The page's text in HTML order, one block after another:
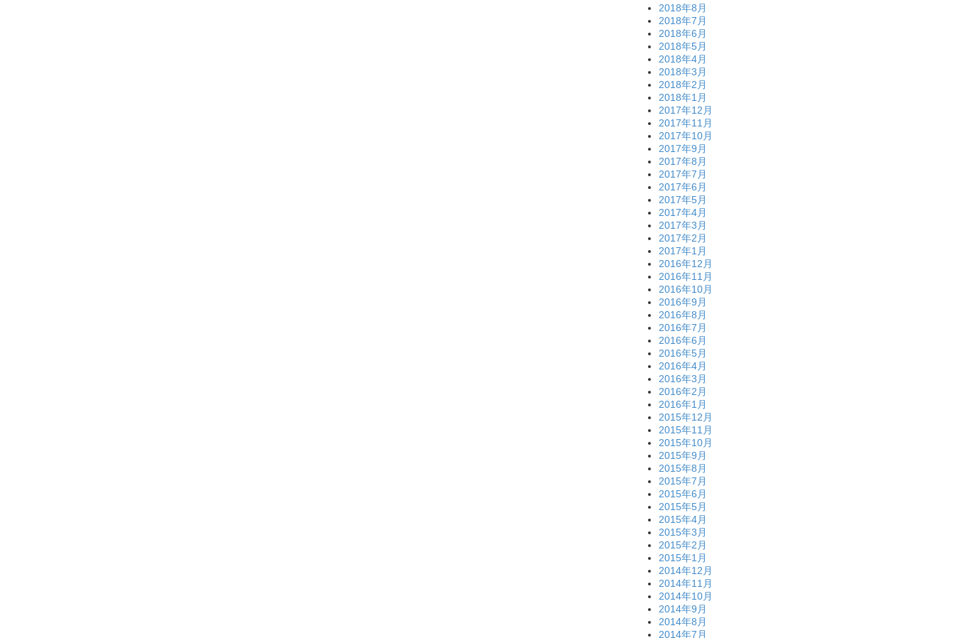
2018年8月
2018年7月
2018年6月
2018年5月
2018年4月
2018年3月
2018年2月
2018年1月
2017年12月
2017年11月
2017年10月
2017年9月
2017年8月
2017年7月
2017年6月
2017年5月
2017年4月
2017年3月
2017年2月
2017年1月
2016年12月
2016年11月
2016年10月
2016年9月
2016年8月
2016年7月
2016年6月
2016年5月
2016年4月
2016年3月
2016年2月
2016年1月
2015年12月
2015年11月
2015年10月
2015年9月
2015年8月
2015年7月
2015年6月
2015年5月
2015年4月
2015年3月
2015年2月
2015年1月
2014年12月
2014年11月
2014年10月
2014年9月
2014年8月
2014年7月